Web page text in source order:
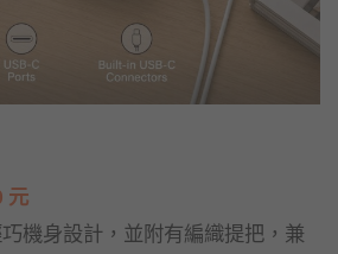
元
機身設計，並附有編織提把，兼